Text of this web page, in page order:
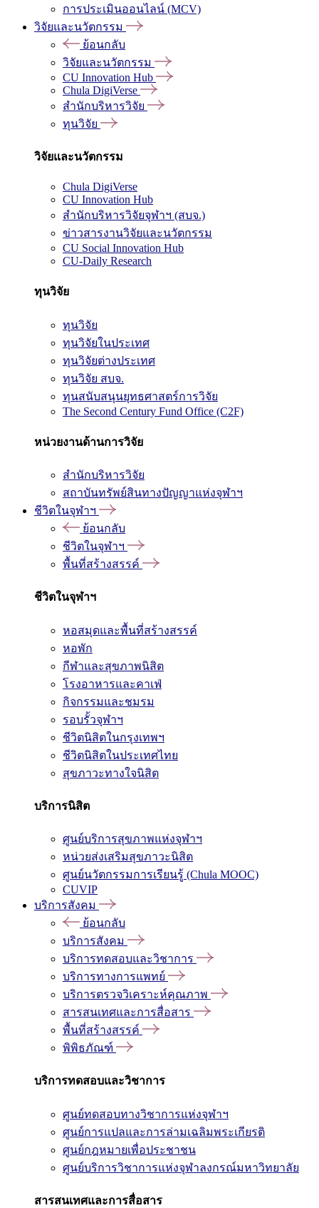
การประเมินออนไลน์ (MCV)
วิจัยและนวัตกรรม
ย้อนกลับ
วิจัยและนวัตกรรม
CU Innovation Hub
Chula DigiVerse
สำนักบริหารวิจัย
ทุนวิจัย
วิจัยและนวัตกรรม
Chula DigiVerse
CU Innovation Hub
สำนักบริหารวิจัยจุฬาฯ (สบจ.)
ข่าวสารงานวิจัยและนวัตกรรม
CU Social Innovation Hub
CU-Daily Research
ทุนวิจัย
ทุนวิจัย
ทุนวิจัยในประเทศ
ทุนวิจัยต่างประเทศ
ทุนวิจัย สบจ.
ทุนสนับสนุนยุทธศาสตร์การวิจัย
The Second Century Fund Office (C2F)
หน่วยงานด้านการวิจัย
สำนักบริหารวิจัย
สถาบันทรัพย์สินทางปัญญาแห่งจุฬาฯ
ชีวิตในจุฬาฯ
ย้อนกลับ
ชีวิตในจุฬาฯ
พื้นที่สร้างสรรค์
ชีวิตในจุฬาฯ
หอสมุดและพื้นที่สร้างสรรค์
หอพัก
กีฬาและสุขภาพนิสิต
โรงอาหารและคาเฟ่
กิจกรรมและชมรม
รอบรั้วจุฬาฯ
ชีวิตนิสิตในกรุงเทพฯ
ชีวิตนิสิตในประเทศไทย
สุขภาวะทางใจนิสิต
บริการนิสิต
ศูนย์บริการสุขภาพแห่งจุฬาฯ
หน่วยส่งเสริมสุขภาวะนิสิต
ศูนย์นวัตกรรมการเรียนรู้ (Chula MOOC)
CUVIP
บริการสังคม
ย้อนกลับ
บริการสังคม
บริการทดสอบและวิชาการ
บริการทางการแพทย์
บริการตรวจวิเคราะห์คุณภาพ
สารสนเทศและการสื่อสาร
พื้นที่สร้างสรรค์
พิพิธภัณฑ์
บริการทดสอบและวิชาการ
ศูนย์ทดสอบทางวิชาการแห่งจุฬาฯ
ศูนย์การแปลและการล่ามเฉลิมพระเกียรติ
ศูนย์กฎหมายเพื่อประชาชน
ศูนย์บริการวิชาการแห่งจุฬาลงกรณ์มหาวิทยาลัย
สารสนเทศและการสื่อสาร